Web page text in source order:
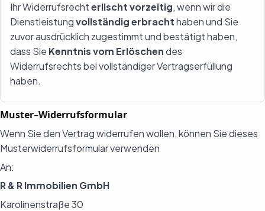
Ihr Widerrufsrechterlischt vorzeitig, wenn wir die
Dienstleistungvollständig erbrachthaben und Sie
zuvor ausdrücklich zugestimmt und bestätigt haben,
dass Sie Kenntnis vom Erlöschendes
Widerrufsrechts bei vollständiger Vertragserfüllung
haben.
Muster–Widerrufsformular
Wenn Sie den Vertrag widerrufen wollen, können Sie dieses
Musterwiderrufsformular verwenden
An:
R & R Immobilien GmbH
Karolinenstraße 30